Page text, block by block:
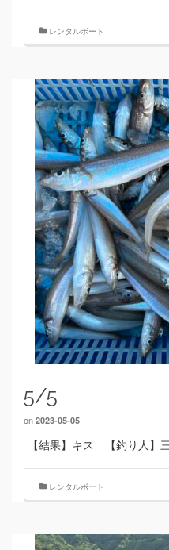
レンタルボート
5/5
on 2023-05-05
【結果】キス 【釣り人
レンタルボート